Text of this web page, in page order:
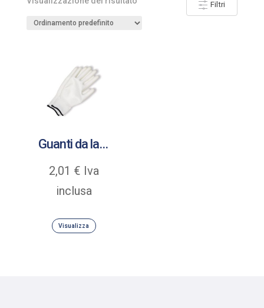
Filtri
Guanti da lavoro Senso Grip rivestiti in poliuretano
2,01 € Iva
inclusa
Visualizza